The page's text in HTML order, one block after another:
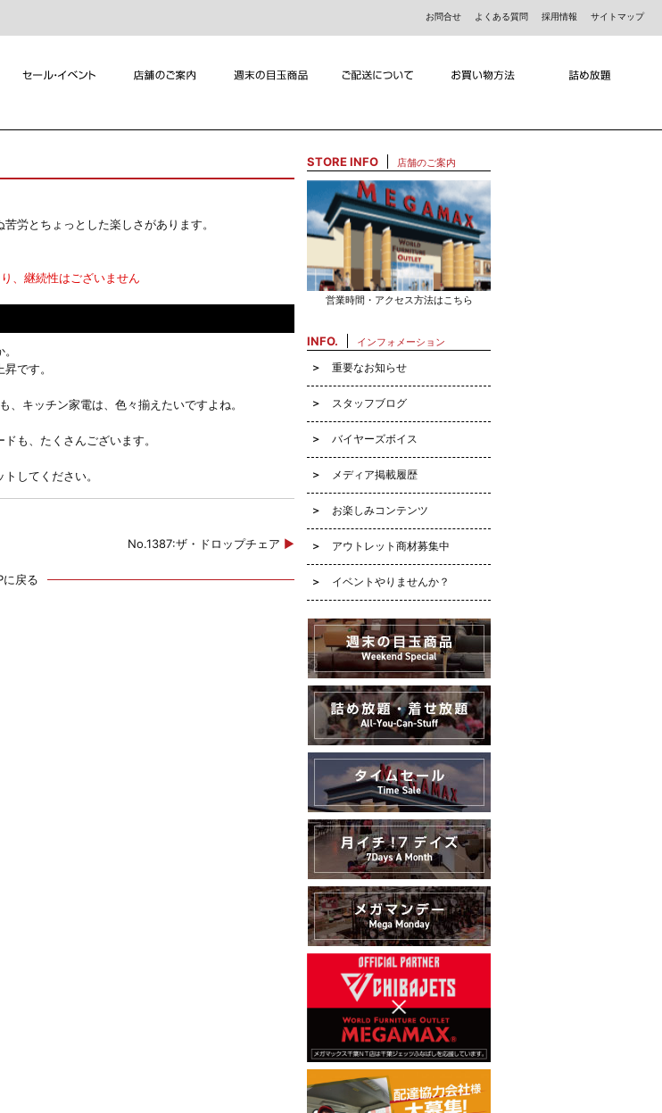
お問合せ よくある質問 採用情報 サイトマップ
労とちょっとした楽しさがあります。
、継続性はございません
です。
、キッチン家電は、色々揃えたいですよね。
も、たくさんございます。
してください。
No.1387:ザ・ドロップチェア ▶
に戻る
STORE INFO 店舗のご案内
営業時間・アクセス方法はこちら
INFO. インフォメーション
重要なお知らせ
スタッフブログ
バイヤーズボイス
メディア掲載履歴
お楽しみコンテンツ
アウトレット商材募集中
イベントやりませんか？